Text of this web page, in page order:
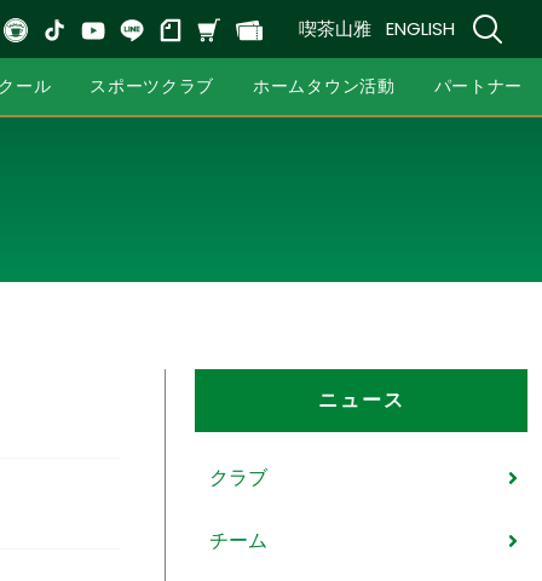
喫茶山雅 ENGLISH
ール スポーツクラブ ホームタウン活動 パートナー
ニュース
クラブ
チーム